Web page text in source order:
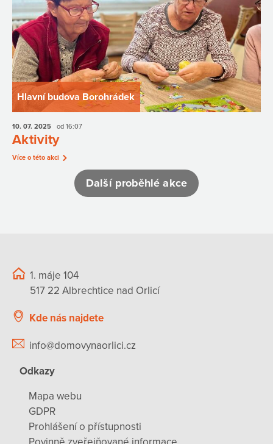
Hlavní budova Borohrádek
10. 07. 2025 od 16:07
Aktivity
Více o této akci
Další proběhlé akce
1. máje 104
517 22 Albrechtice nad Orlicí
Kde nás najdete
info@domovynaorlici.cz
Odkazy
Mapa webu
GDPR
Prohlášení o přístupnosti